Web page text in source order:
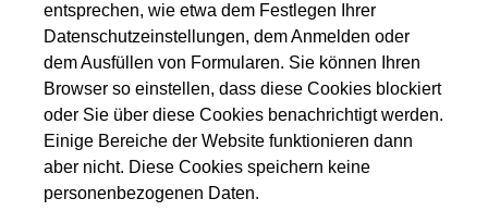
entsprechen, wie etwa dem Festlegen Ihrer
Datenschutzeinstellungen, dem Anmelden oder
dem Ausfüllen von Formularen. Sie können Ihren
Browser so einstellen, dass diese Cookies blockiert
oder Sie über diese Cookies benachrichtigt werden.
Einige Bereiche der Website funktionieren dann
aber nicht. Diese Cookies speichern keine
personenbezogenen Daten.